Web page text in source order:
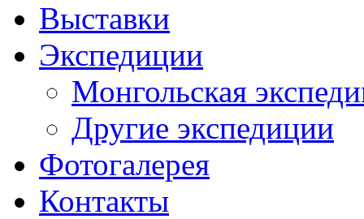
Выставки
Экспедиции
Монгольская
Другие экспедиции
Фотогалерея
Контакты